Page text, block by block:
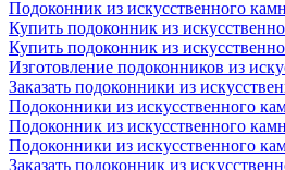
Подоконник из искусственного
Купить подоконник из
Купить подоконник из
Изготовление подоконников из
Заказать подоконники из
Подоконники из искусственного
Подоконник из искусственного
Подоконники из искусственного
Заказать подоконник из